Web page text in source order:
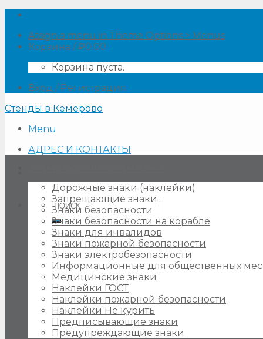
Skip
contentAssign a menu in Theme Options > Menus
Корзина /₽0.00
Корзина пуста.
Вход / Регистрация
Стенды в Кемерово
Menu
АДРЕС И КОНТАКТЫ
Искать:
Дорожные знаки (наклейки)
Запрещающие знаки
Знаки безопасности
Знаки безопасности на корабле
Знаки для инвалидов
Знаки пожарной безопасности
Знаки электробезопасности
Информационные для общественных
Медицинские знаки
Наклейки ГОСТ
Наклейки пожарной безопасности
Наклейки Не курить
Предписывающие знаки
Предупреждающие знаки